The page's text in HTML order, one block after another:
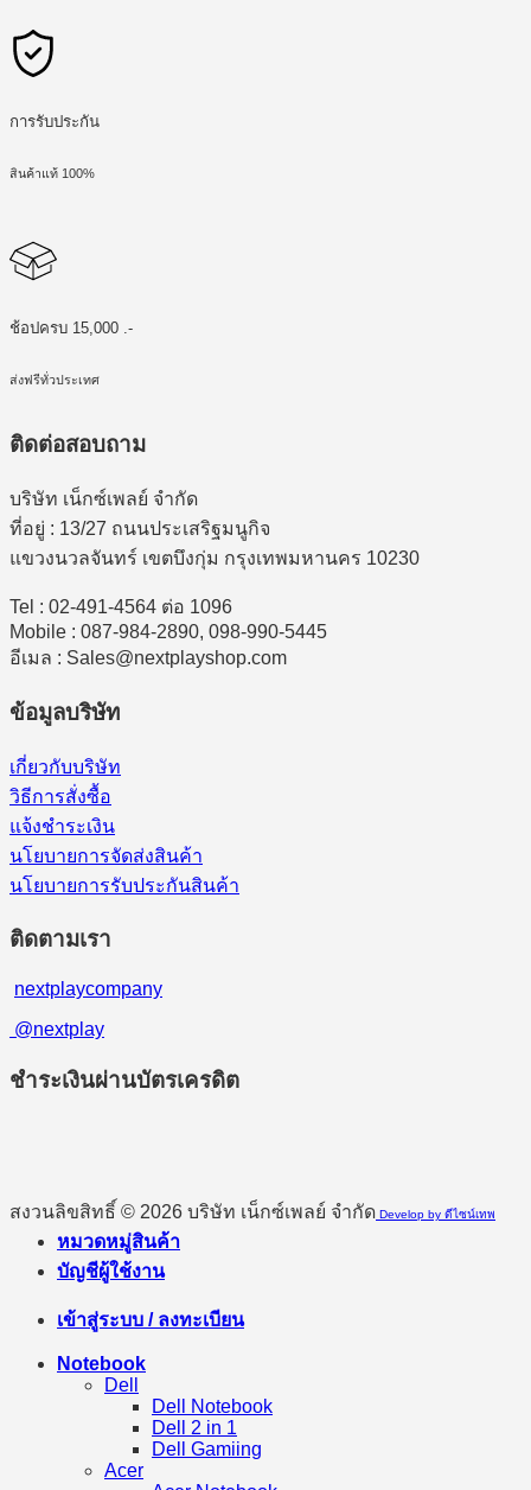
การรับประกัน
สินค้าแท้ 100%
ช้อปครบ 15,000 .-
ส่งฟรีทั่วประเทศ
ติดต่อสอบถาม
บริษัท เน็กซ์เพลย์ จำกัด
ที่อยู่ : 13/27 ถนนประเสริฐมนูกิจ
แขวงนวลจันทร์ เขตบึงกุ่ม กรุงเทพมหานคร 10230
Tel : 02-491-4564 ต่อ 1096
Mobile : 087-984-2890, 098-990-5445
อีเมล : Sales@nextplayshop.com
ข้อมูลบริษัท
เกี่ยวกับบริษัท
วิธีการสั่งซื้อ
แจ้งชำระเงิน
นโยบายการจัดส่งสินค้า
นโยบายการรับประกันสินค้า
ติดตามเรา
nextplaycompany
@nextplay
ชำระเงินผ่านบัตรเครดิต
สงวนลิขสิทธิ์ © 2026 บริษัท เน็กซ์เพลย์ จำกัด Develop by ดีไซน์เทพ
หมวดหมู่สินค้า
บัญชีผู้ใช้งาน
เข้าสู่ระบบ / ลงทะเบียน
Notebook
Dell
Dell Notebook
Dell 2 in 1
Dell Gamiing
Acer